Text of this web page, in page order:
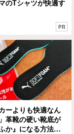
のTシャツが快適す
PR
ーよりも快適なん
革靴の硬い靴底が
か』になる方法に